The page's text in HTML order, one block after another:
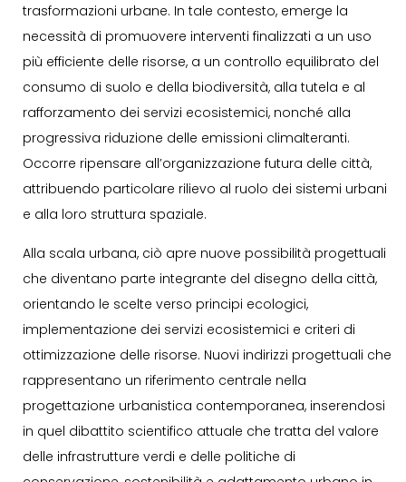
trasformazioni urbane. In tale contesto, emerge la
necessità di promuovere interventi finalizzati a un uso
più efficiente delle risorse, a un controllo equilibrato del
consumo di suolo e della biodiversità, alla tutela e al
rafforzamento dei servizi ecosistemici, nonché alla
progressiva riduzione delle emissioni climalteranti.
Occorre ripensare all’organizzazione futura delle città,
attribuendo particolare rilievo al ruolo dei sistemi urbani
e alla loro struttura spaziale.
Alla scala urbana, ciò apre nuove possibilità progettuali
che diventano parte integrante del disegno della città,
orientando le scelte verso principi ecologici,
implementazione dei servizi ecosistemici e criteri di
ottimizzazione delle risorse. Nuovi indirizzi progettuali che
rappresentano un riferimento centrale nella
progettazione urbanistica contemporanea, inserendosi
in quel dibattito scientifico attuale che tratta del valore
delle infrastrutture verdi e delle politiche di